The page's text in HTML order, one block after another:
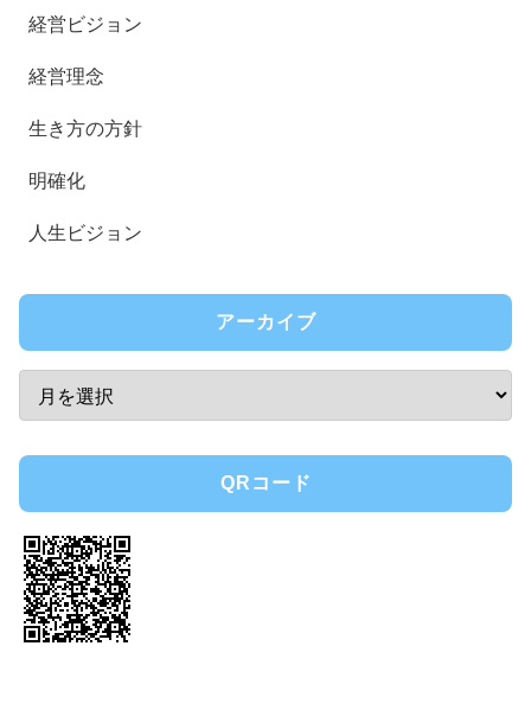
経営ビジョン
経営理念
生き方の方針
明確化
人生ビジョン
アーカイブ
QRコード